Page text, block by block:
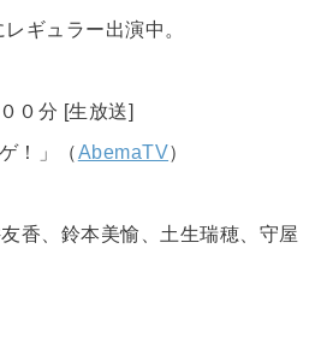
ギュラー出演中。
０分 [生放送]
！」（AbemaTV）
香、鈴本美愉、土生瑞穂、守屋